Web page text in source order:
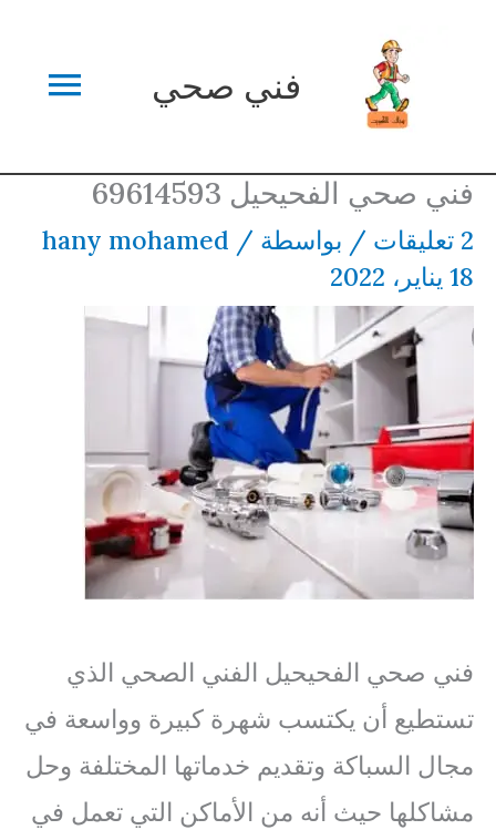
فني صحي
فني صحي الفحيحيل 69614593
2 تعليقات / بواسطة hany mohamed /
18 يناير، 2022
فني صحي الفحيحيل الفني الصحي الذي
تستطيع أن يكتسب شهرة كبيرة وواسعة في
مجال السباكة وتقديم خدماتها المختلفة وحل
مشاكلها حيث أنه من الأماكن التي تعمل في